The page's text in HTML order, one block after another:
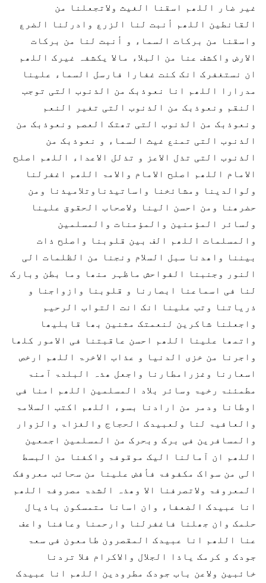
غیر ضار اللھم اسقنا الغیث ولاتجعلنا من
القانطین اللھم أنبت لنا الزرع وادرلنا الضرع
واسقنا من برکات السماء و أنبت لنا من برکات
الارض واکشف عنا من البلاء مالا یکشفہ غیرک اللھم
ان نستغفرک انک کنت غفارا فارسل السماء علینا
مدرارا اللھم انا نعوذبک من الذنوب التی توجب
النقم ونعوذبک من الذنوب التی تغیر النعم
ونعوذبک من الذنوب التی تھتک العصم ونعوذبک من
الذنوب التی تمنع غیث السماء و نعوذبک من
الذنوب التی تذل الاعز و تذلل الاعداء اللھم اصلح
الامام اللھم اصلح الامام والامۃ اللھم اغفرلنا
ولوالدینا ومشائخنا واساتیذناوتلامیذنا ومن
حضرھنا ومن احسن الینا ولاصحاب الحقوق علینا
ولسائر المؤمنین والمؤمنات والمسلمین
والمسلمات اللھم الف بین قلوبنا واصلح ذات
بیننا واھدنا سبل السلام ونجنا من الظلمات الی
النور وجنبنا الفواحش ماظہر منھا وما بطن وبارک
لنا فی اسماعنا ابصارنا و قلوبنا وازواجنا و
ذریاتنا وتب علینا انک انت التواب الرحیم
واجعلنا شاکرین لنعمتک مثنین بھا قابلیھا
واتمھا علینا اللھم احسن عاقبتنا فی الامور کلھا
واجرنا من خزی الدنیا و عذاب الاخرۃ اللھم ارخص
اسعارنا وغزرامطارنا واجعل ھذہ البلدۃ آمنۃ
مطمئنۃ رخیۃ وسائر بلاد المسلمین اللھم امنا فی
اوطانا ودمر من ارادنا بسوء اللھم اکتب السلامۃ
والعافیۃ لنا ولعبیدک الحجاج والغزاۃ والزوار
والمسافرین فی برک وبحرک من المسلمین اجمعین
اللھم ان آمالنا الیک موقوفۃ واکفنا من البسط
الی من سواک مکفوفۃ فأفض علینا من سحائب معروفک
المعروفۃ ولاتصرفنا الا وھذہ الشدۃ مصروفۃ اللھم
انا عبیدک الضعفاء وان اسانا متمسکون باذیال
حلمک وان جھلنا فاغفرلنا وارحمنا وعافنا واعف
عنا اللھم انا عبیدک المقصرون طامعون فی سعۃ
جودک و کرمک یاذا الجلال والاکرام فلا تردنا
خائبین ولاعن باب جودک مطرودین اللھم انا عبیدک